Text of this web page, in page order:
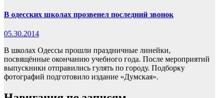
В одесских школах прозвенел последний звонок
05.30.2014
В школах Одессы прошли праздничные линейки,
посвящённые окончанию учебного года. После мероприятий
выпускники отправились гулять по городу. Подборку
фотографий подготовило издание «Думская».